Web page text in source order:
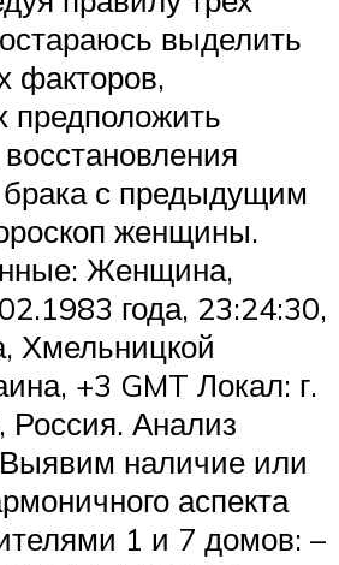
выделить
факторов,
с предыдущим
женщины.
Женщина,
года, 23:24:30,
Хмельницкой
+3 GMT Локал: г.
Россия. Анализ
Выявим наличие или
аспекта
1 и 7 домов: –